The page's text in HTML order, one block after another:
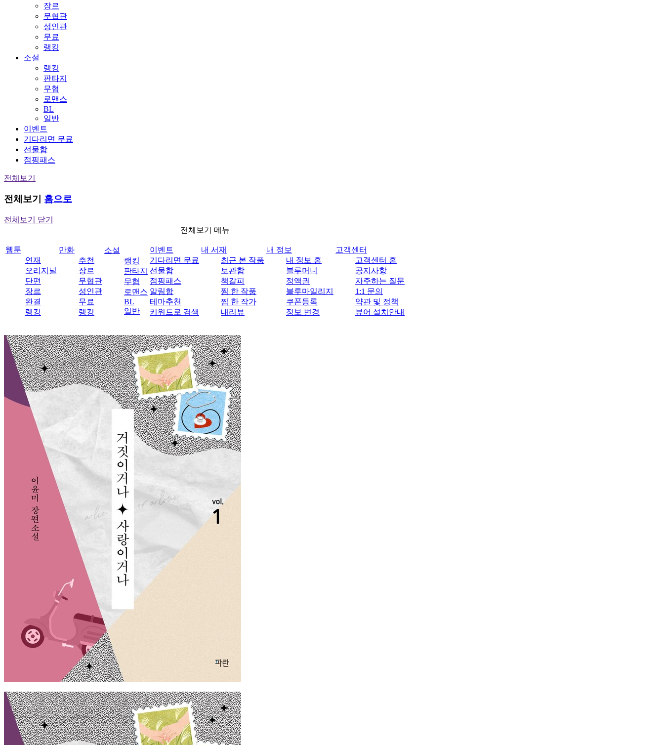
장르
무협관
성인관
무료
랭킹
소설
랭킹
판타지
무협
로맨스
BL
일반
이벤트
기다리면 무료
선물함
점핑패스
전체보기
전체보기 홈으로
전체보기 닫기
전체보기 메뉴
웹툰
연재
오리지널
단편
장르
완결
랭킹
만화
추천
장르
무협관
성인관
무료
랭킹
소설
랭킹
판타지
무협
로맨스
BL
일반
이벤트
기다리면 무료
선물함
점핑패스
알림함
테마추천
키워드로 검색
내 서재
최근 본 작품
보관함
책갈피
찜 한 작품
찜 한 작가
내리뷰
내 정보
내 정보 홈
블루머니
정액권
블루마일리지
쿠폰등록
정보 변경
고객센터
고객센터 홈
공지사항
자주하는 질문
1:1 문의
약관 및 정책
뷰어 설치안내